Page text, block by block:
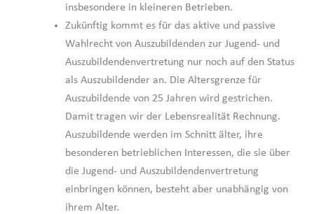
insbesondere in kleineren Betrieben.
Zukünftig kommt es für das aktive und passive
Wahlrecht von Auszubildenden zur Jugend- und
Auszubildendenvertretung nur noch auf den Status
als Auszubildender an. Die Altersgrenze für
Auszubildende von 25 Jahren wird gestrichen.
Damit tragen wir der Lebensrealität Rechnung.
Auszubildende werden im Schnitt älter, ihre
besonderen betrieblichen Interessen, die sie über
die Jugend- und Auszubildendenvertretung
einbringen können, besteht aber unabhängig von
ihrem Alter.